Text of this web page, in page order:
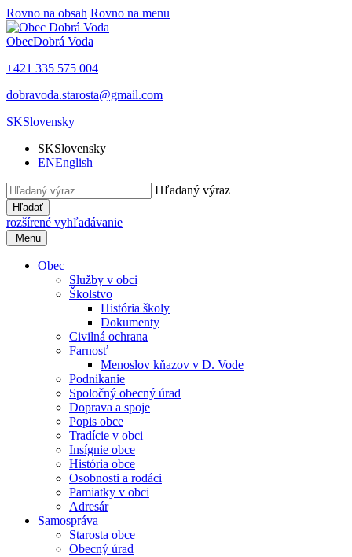
Rovno na obsah Rovno na menu
ObecDobrá Voda
+421 335 575 004
dobravoda.starosta@gmail.com
SKSlovensky
SKSlovensky
ENEnglish
Hľadaný výraz
Hľadať
rozšírené vyhľadávanie
Menu
Obec
Služby v obci
Školstvo
História školy
Dokumenty
Civilná ochrana
Farnosť
Menoslov kňazov v D. Vode
Podnikanie
Spoločný obecný úrad
Doprava a spoje
Popis obce
Tradície v obci
Insígnie obce
História obce
Osobnosti a rodáci
Pamiatky v obci
Adresár
Samospráva
Starosta obce
Obecný úrad